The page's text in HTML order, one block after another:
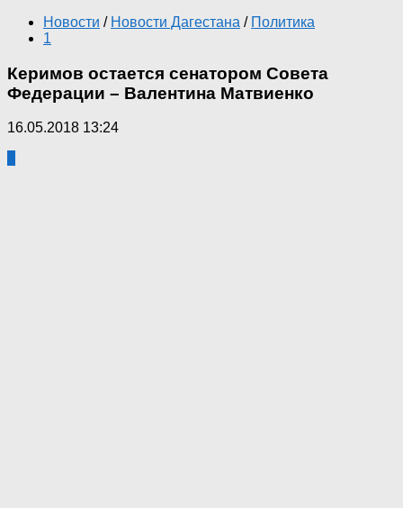
Новости / Новости Дагестана / Политика
1
Керимов остается сенатором Совета
Федерации – Валентина Матвиенко
16.05.2018 13:24